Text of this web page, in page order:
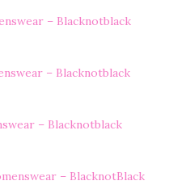
– Blacknotblack
– Blacknotblack
– Blacknotblack
– BlacknotBlack